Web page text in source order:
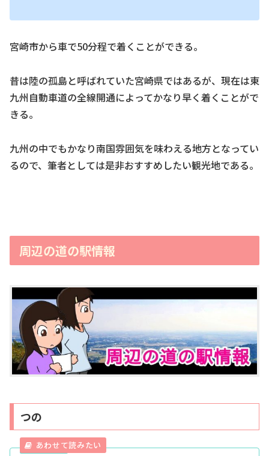
宮崎市から車で50分程で着くことができる。
昔は陸の孤島と呼ばれていた宮崎県ではあるが、現在は東
九州自動車道の全線開通によってかなり早く着くことがで
きる。
九州の中でもかなり南国雰囲気を味わえる地方となってい
るので、筆者としては是非おすすめしたい観光地である。
周辺の道の駅情報
つの